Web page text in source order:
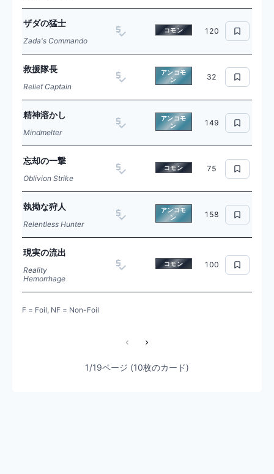
ザダの猛士
Zada's Commando
コモン 120
救援隊長
Relief Captain
アンコモ
ン
32
精神溶かし
Mindmelter
アンコモ
ン
149
忘却の一撃
Oblivion Strike
コモン 75
執拗な狩人
Relentless Hunter
アンコモ
ン
158
現実の流出
Reality
Hemorrhage
コモン 100
F = Foil, NF = Non-Foil
1/19ページ (10枚のカード)